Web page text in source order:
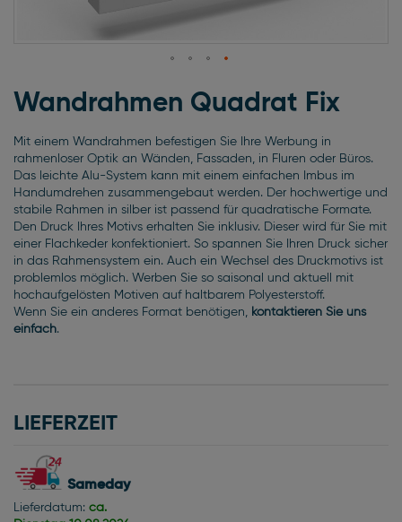
Anfang
der
springen
Wandrahmen Quadrat Fix
Mit einem Wandrahmen befestigen Sie Ihre Werbung in
rahmenloser Optik an Wänden, Fassaden, in Fluren oder Büros.
Das leichte Alu-System kann mit einem einfachen Imbus im
Handumdrehen zusammengebaut werden. Der hochwertige und
stabile Rahmen in silber ist passend für quadratische Formate.
Den Druck Ihres Motivs erhalten Sie inklusiv. Dieser wird für Sie mit
einer Flachkeder konfektioniert. So spannen Sie Ihren Druck sicher
in das Rahmensystem ein. Auch ein Wechsel des Druckmotivs ist
problemlos möglich. Werben Sie so saisonal und aktuell mit
hochaufgelösten Motiven auf haltbarem Polyesterstoff.
Wenn Sie ein anderes Format benötigen, kontaktieren Sie uns
einfach.
LIEFERZEIT
Sameday
Lieferdatum: ca.